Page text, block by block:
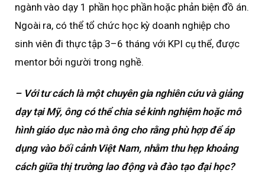
ngành vào dạy 1 phần học phần hoặc phản biện đồ án.
Ngoài ra, có thể tổ chức học kỳ doanh nghiệp cho
sinh viên đi thực tập 3–6 tháng với KPI cụ thể, được
mentor bởi người trong nghề.
– Với tư cách là một chuyên gia nghiên cứu và giảng
dạy tại Mỹ, ông có thể chia sẻ kinh nghiệm hoặc mô
hình giáo dục nào mà ông cho rằng phù hợp để áp
dụng vào bối cảnh Việt Nam, nhằm thu hẹp khoảng
cách giữa thị trường lao động và đào tạo đại học?